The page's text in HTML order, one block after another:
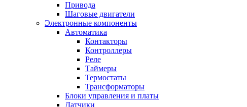
Привода
Шаговые двигатели
Электронные компоненты
Автоматика
Контакторы
Контроллеры
Реле
Таймеры
Термостаты
Трансформаторы
Блоки управления и платы
Датчики